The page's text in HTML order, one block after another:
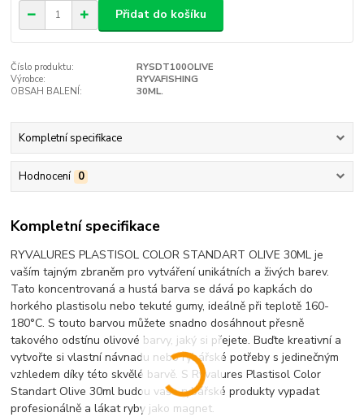
Přidat do košíku
Číslo produktu:
RYSDT100OLIVE
Výrobce:
RYVAFISHING
OBSAH BALENÍ:
30ML.
Kompletní specifikace
Hodnocení 0
Kompletní specifikace
RYVALURES PLASTISOL COLOR STANDART OLIVE 30ML je
vaším tajným zbraněm pro vytváření unikátních a živých barev.
Tato koncentrovaná a hustá barva se dává po kapkách do
horkého plastisolu nebo tekuté gumy, ideálně při teplotě 160-
180°C. S touto barvou můžete snadno dosáhnout přesně
takového odstínu olivové barvy, jaký si přejete. Buďte kreativní a
vytvořte si vlastní návnadu nebo rybářské potřeby s jedinečným
vzhledem díky této skvělé barvě. S Ryvalures Plastisol Color
Standart Olive 30ml budou vaše rybářské produkty vypadat
profesionálně a lákat ryby jako magnet.